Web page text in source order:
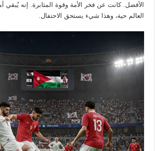
الأفضل. كانت عن فخر الأمة وقوة المثابرة. إنه يُبقي
العالم حية، وهذا شيء يستحق الاحتفال.